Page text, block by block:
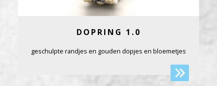
DOPRING 1.0
geschulpte randjes en gouden dopjes en bloemetjes